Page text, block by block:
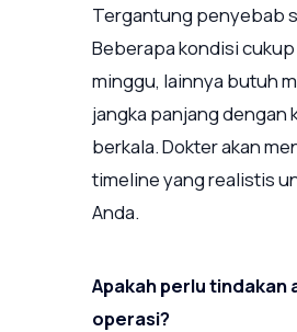
Tergantung penyebab
Beberapa kondisi
minggu, lainnya butuh
jangka panjang dengan
berkala. Dokter akan
timeline yang realistis
Anda.
Apakah perlu tindakan
operasi?